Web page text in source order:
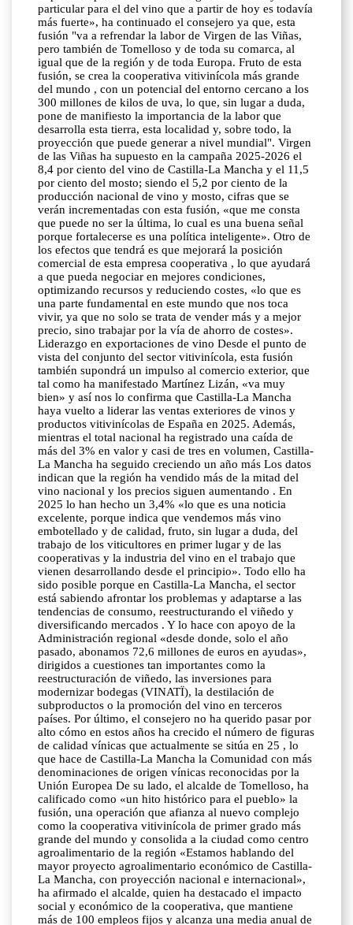
particular para el del vino que a partir de hoy es todavía
más fuerte», ha continuado el consejero ya que, esta
fusión "va a refrendar la labor de Virgen de las Viñas,
pero también de Tomelloso y de toda su comarca, al
igual que de la región y de toda Europa. Fruto de esta
fusión, se crea la cooperativa vitivinícola más grande
del mundo , con un potencial del entorno cercano a los
300 millones de kilos de uva, lo que, sin lugar a duda,
pone de manifiesto la importancia de la labor que
desarrolla esta tierra, esta localidad y, sobre todo, la
proyección que puede generar a nivel mundial". Virgen
de las Viñas ha supuesto en la campaña 2025-2026 el
8,4 por ciento del vino de Castilla-La Mancha y el 11,5
por ciento del mosto; siendo el 5,2 por ciento de la
producción nacional de vino y mosto, cifras que se
verán incrementadas con esta fusión, «que me consta
que puede no ser la última, lo cual es una buena señal
porque fortalecerse es una política inteligente». Otro de
los efectos que tendrá es que mejorará la posición
comercial de esta empresa cooperativa , lo que ayudará
a que pueda negociar en mejores condiciones,
optimizando recursos y reduciendo costes, «lo que es
una parte fundamental en este mundo que nos toca
vivir, ya que no solo se trata de vender más y a mejor
precio, sino trabajar por la vía de ahorro de costes».
Liderazgo en exportaciones de vino Desde el punto de
vista del conjunto del sector vitivinícola, esta fusión
también supondrá un impulso al comercio exterior, que
tal como ha manifestado Martínez Lizán, «va muy
bien» y así nos lo confirma que Castilla-La Mancha
haya vuelto a liderar las ventas exteriores de vinos y
productos vitivinícolas de España en 2025. Además,
mientras el total nacional ha registrado una caída de
más del 3% en valor y casi de tres en volumen, Castilla-
La Mancha ha seguido creciendo un año más Los datos
indican que la región ha vendido más de la mitad del
vino nacional y los precios siguen aumentando . En
2025 lo han hecho un 3,4% «lo que es una noticia
excelente, porque indica que vendemos más vino
embotellado y de calidad, fruto, sin lugar a duda, del
trabajo de los viticultores en primer lugar y de las
cooperativas y la industria del vino en el trabajo que
vienen desarrollando desde el principio». Todo ello ha
sido posible porque en Castilla-La Mancha, el sector
está sabiendo afrontar los problemas y adaptarse a las
tendencias de consumo, reestructurando el viñedo y
diversificando mercados . Y lo hace con apoyo de la
Administración regional «desde donde, solo el año
pasado, abonamos 72,6 millones de euros en ayudas»,
dirigidos a cuestiones tan importantes como la
reestructuración de viñedo, las inversiones para
modernizar bodegas (VINATÏ), la destilación de
subproductos o la promoción del vino en terceros
países. Por último, el consejero no ha querido pasar por
alto cómo en estos años ha crecido el número de figuras
de calidad vínicas que actualmente se sitúa en 25 , lo
que hace de Castilla-La Mancha la Comunidad con más
denominaciones de origen vínicas reconocidas por la
Unión Europea De su lado, el alcalde de Tomelloso, ha
calificado como «un hito histórico para el pueblo» la
fusión, una operación que afianza al nuevo complejo
como la cooperativa vitivinícola de primer grado más
grande del mundo y consolida a la ciudad como centro
agroalimentario de la región «Estamos hablando del
mayor proyecto agroalimentario económico de Castilla-
La Mancha, con proyección nacional e internacional»,
ha afirmado el alcalde, quien ha destacado el impacto
social y económico de la cooperativa, que mantiene
más de 100 empleos fijos y alcanza una media anual de